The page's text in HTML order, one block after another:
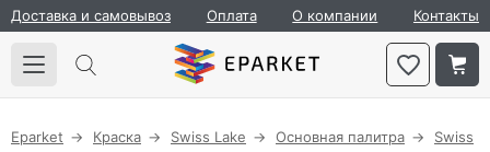
Доставка и самовывоз Оплата О компании Контакты
Eparket Краска Swiss Lake Основная палитра
Swiss